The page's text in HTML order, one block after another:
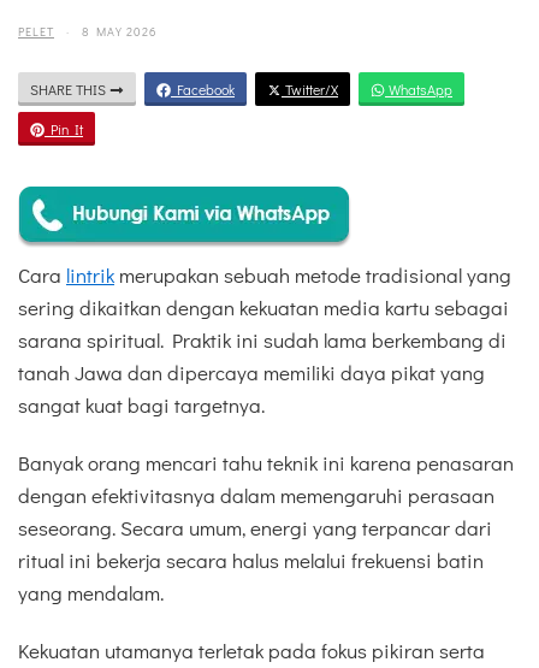
PELET · 8 MAY 2026
SHARE THIS Facebook Twitter/X WhatsApp
Pin It
Cara lintrik merupakan sebuah metode tradisional yang
sering dikaitkan dengan kekuatan media kartu sebagai
sarana spiritual. Praktik ini sudah lama berkembang di
tanah Jawa dan dipercaya memiliki daya pikat yang
sangat kuat bagi targetnya.
Banyak orang mencari tahu teknik ini karena penasaran
dengan efektivitasnya dalam memengaruhi perasaan
seseorang. Secara umum, energi yang terpancar dari
ritual ini bekerja secara halus melalui frekuensi batin
yang mendalam.
Kekuatan utamanya terletak pada fokus pikiran serta